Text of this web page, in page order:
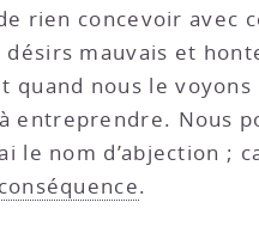
rien concevoir
mauvais et
quand nous le
entreprendre. Nous
nom d’abjection ;
.